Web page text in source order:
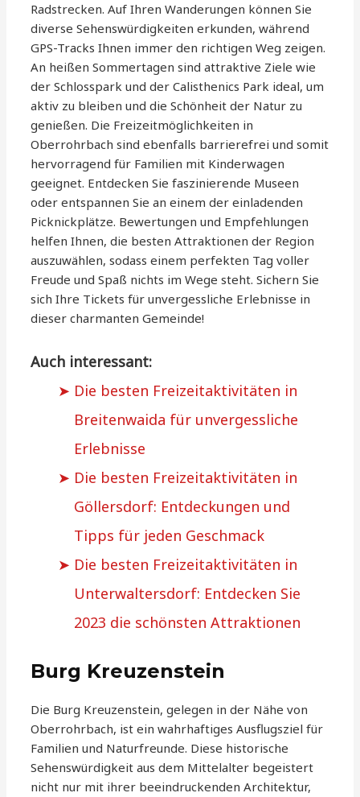
Radstrecken. Auf Ihren Wanderungen können Sie
diverse Sehenswürdigkeiten erkunden, während
GPS-Tracks Ihnen immer den richtigen Weg zeigen.
An heißen Sommertagen sind attraktive Ziele wie
der Schlosspark und der Calisthenics Park ideal, um
aktiv zu bleiben und die Schönheit der Natur zu
genießen. Die Freizeitmöglichkeiten in
Oberrohrbach sind ebenfalls barrierefrei und somit
hervorragend für Familien mit Kinderwagen
geeignet. Entdecken Sie faszinierende Museen
oder entspannen Sie an einem der einladenden
Picknickplätze. Bewertungen und Empfehlungen
helfen Ihnen, die besten Attraktionen der Region
auszuwählen, sodass einem perfekten Tag voller
Freude und Spaß nichts im Wege steht. Sichern Sie
sich Ihre Tickets für unvergessliche Erlebnisse in
dieser charmanten Gemeinde!
Auch interessant:
Die besten Freizeitaktivitäten in
Breitenwaida für unvergessliche
Erlebnisse
Die besten Freizeitaktivitäten in
Göllersdorf: Entdeckungen und
Tipps für jeden Geschmack
Die besten Freizeitaktivitäten in
Unterwaltersdorf: Entdecken Sie
2023 die schönsten Attraktionen
Burg Kreuzenstein
Die Burg Kreuzenstein, gelegen in der Nähe von
Oberrohrbach, ist ein wahrhaftiges Ausflugsziel für
Familien und Naturfreunde. Diese historische
Sehenswürdigkeit aus dem Mittelalter begeistert
nicht nur mit ihrer beeindruckenden Architektur,